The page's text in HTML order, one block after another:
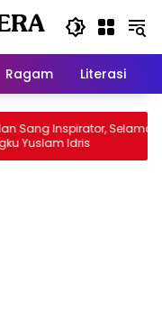
Ragam Literasi
Inspirator, Selamat
Idris